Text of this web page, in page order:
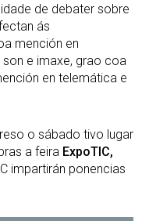
de debater sobre
ás
mención en
e imaxe, grao coa
en telemática e
o sábado tivo lugar
a feira ExpoTIC,
impartirán ponencias